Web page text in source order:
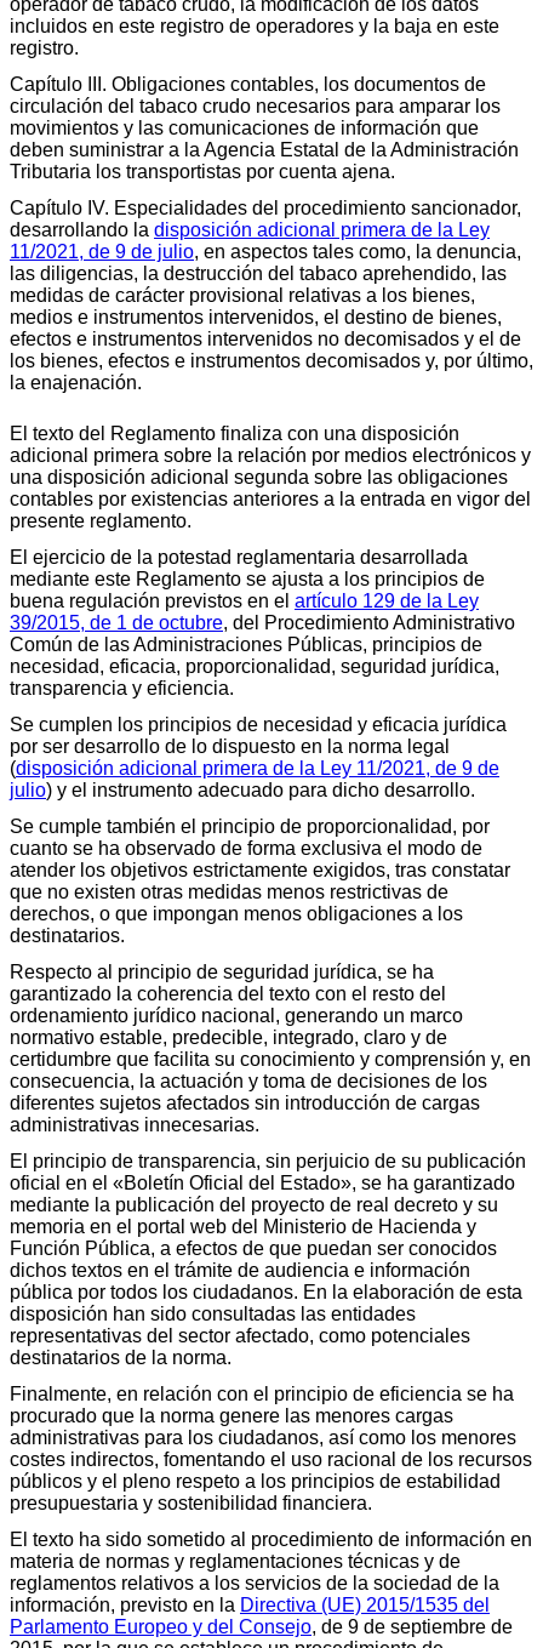
operador de tabaco crudo, la modificación de los datos
incluidos en este registro de operadores y la baja en este
registro.
Capítulo III. Obligaciones contables, los documentos de
circulación del tabaco crudo necesarios para amparar los
movimientos y las comunicaciones de información que
deben suministrar a la Agencia Estatal de la Administración
Tributaria los transportistas por cuenta ajena.
Capítulo IV. Especialidades del procedimiento sancionador,
desarrollando la disposición adicional primera de la Ley
11/2021, de 9 de julio, en aspectos tales como, la denuncia,
las diligencias, la destrucción del tabaco aprehendido, las
medidas de carácter provisional relativas a los bienes,
medios e instrumentos intervenidos, el destino de bienes,
efectos e instrumentos intervenidos no decomisados y el de
los bienes, efectos e instrumentos decomisados y, por último,
la enajenación.
El texto del Reglamento finaliza con una disposición
adicional primera sobre la relación por medios electrónicos y
una disposición adicional segunda sobre las obligaciones
contables por existencias anteriores a la entrada en vigor del
presente reglamento.
El ejercicio de la potestad reglamentaria desarrollada
mediante este Reglamento se ajusta a los principios de
buena regulación previstos en el artículo 129 de la Ley
39/2015, de 1 de octubre, del Procedimiento Administrativo
Común de las Administraciones Públicas, principios de
necesidad, eficacia, proporcionalidad, seguridad jurídica,
transparencia y eficiencia.
Se cumplen los principios de necesidad y eficacia jurídica
por ser desarrollo de lo dispuesto en la norma legal
(disposición adicional primera de la Ley 11/2021, de 9 de
julio) y el instrumento adecuado para dicho desarrollo.
Se cumple también el principio de proporcionalidad, por
cuanto se ha observado de forma exclusiva el modo de
atender los objetivos estrictamente exigidos, tras constatar
que no existen otras medidas menos restrictivas de
derechos, o que impongan menos obligaciones a los
destinatarios.
Respecto al principio de seguridad jurídica, se ha
garantizado la coherencia del texto con el resto del
ordenamiento jurídico nacional, generando un marco
normativo estable, predecible, integrado, claro y de
certidumbre que facilita su conocimiento y comprensión y, en
consecuencia, la actuación y toma de decisiones de los
diferentes sujetos afectados sin introducción de cargas
administrativas innecesarias.
El principio de transparencia, sin perjuicio de su publicación
oficial en el «Boletín Oficial del Estado», se ha garantizado
mediante la publicación del proyecto de real decreto y su
memoria en el portal web del Ministerio de Hacienda y
Función Pública, a efectos de que puedan ser conocidos
dichos textos en el trámite de audiencia e información
pública por todos los ciudadanos. En la elaboración de esta
disposición han sido consultadas las entidades
representativas del sector afectado, como potenciales
destinatarios de la norma.
Finalmente, en relación con el principio de eficiencia se ha
procurado que la norma genere las menores cargas
administrativas para los ciudadanos, así como los menores
costes indirectos, fomentando el uso racional de los recursos
públicos y el pleno respeto a los principios de estabilidad
presupuestaria y sostenibilidad financiera.
El texto ha sido sometido al procedimiento de información en
materia de normas y reglamentaciones técnicas y de
reglamentos relativos a los servicios de la sociedad de la
información, previsto en la Directiva (UE) 2015/1535 del
Parlamento Europeo y del Consejo, de 9 de septiembre de